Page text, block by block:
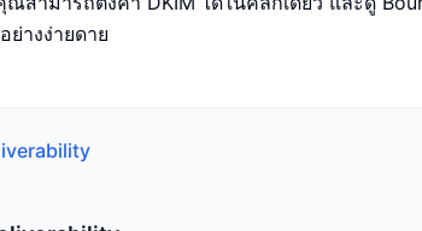
ย่างง่ายดาย